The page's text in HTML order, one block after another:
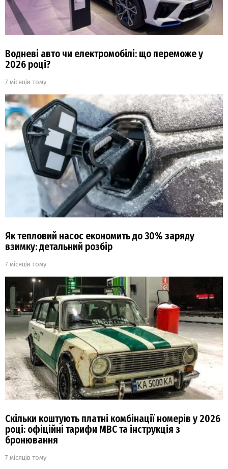
Водневі авто чи електромобілі: що переможе у
2026 році?
7 місяців тому
Як тепловий насос економить до 30% заряду
взимку: детальний розбір
7 місяців тому
Скільки коштують платні комбінації номерів у 2026
році: офіційні тарифи МВС та інструкція з
бронювання
7 місяців тому